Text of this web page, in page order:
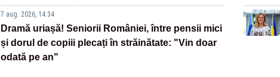
7 aug. 2026, 14:34
Dramă uriașă! Seniorii României, între pensii mici
și dorul de copiii plecați în străinătate: "Vin doar
odată pe an"